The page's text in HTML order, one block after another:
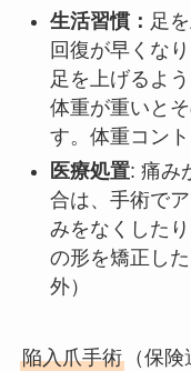
生活習慣： 足
回復が早くな
足を上げるよ
体重が重いと
す。体重コン
医療処置: 痛み
合は、手術で
みをなくした
の形を矯正し
外）
陥入爪手術（保険